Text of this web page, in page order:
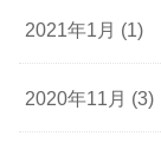
2021年1月 (1)
2020年11月 (3)